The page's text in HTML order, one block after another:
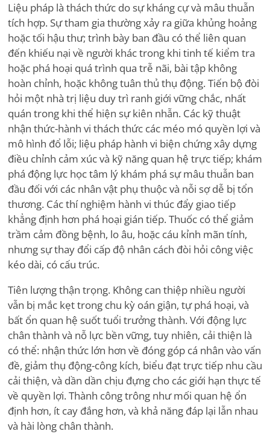
Liệu pháp là thách thức do sự kháng cự và mâu thuẫn
tích hợp. Sự tham gia thường xảy ra giữa khủng hoảng
hoặc tối hậu thư; trình bày ban đầu có thể liên quan
đến khiếu nại về người khác trong khi tinh tế kiểm tra
hoặc phá hoại quá trình qua trễ nãi, bài tập không
hoàn chỉnh, hoặc không tuân thủ thụ động. Tiến bộ đòi
hỏi một nhà trị liệu duy trì ranh giới vững chắc, nhất
quán trong khi thể hiện sự kiên nhẫn. Các kỹ thuật
nhận thức-hành vi thách thức các méo mó quyền lợi và
mô hình đổ lỗi; liệu pháp hành vi biện chứng xây dựng
điều chỉnh cảm xúc và kỹ năng quan hệ trực tiếp; khám
phá động lực học tâm lý khám phá sự mâu thuẫn ban
đầu đối với các nhân vật phụ thuộc và nỗi sợ dễ bị tổn
thương. Các thí nghiệm hành vi thúc đẩy giao tiếp
khẳng định hơn phá hoại gián tiếp. Thuốc có thể giảm
trầm cảm đồng bệnh, lo âu, hoặc cáu kỉnh mãn tính,
nhưng sự thay đổi cấp độ nhân cách đòi hỏi công việc
kéo dài, có cấu trúc.
Tiên lượng thận trọng. Không can thiệp nhiều người
vẫn bị mắc kẹt trong chu kỳ oán giận, tự phá hoại, và
bất ổn quan hệ suốt tuổi trưởng thành. Với động lực
chân thành và nỗ lực bền vững, tuy nhiên, cải thiện là
có thể: nhận thức lớn hơn về đóng góp cá nhân vào vấn
đề, giảm thụ động-công kích, biểu đạt trực tiếp nhu cầu
cải thiện, và dần dần chịu đựng cho các giới hạn thực tế
về quyền lợi. Thành công trông như mối quan hệ ổn
định hơn, ít cay đắng hơn, và khả năng đáp lại lẫn nhau
và hài lòng chân thành.